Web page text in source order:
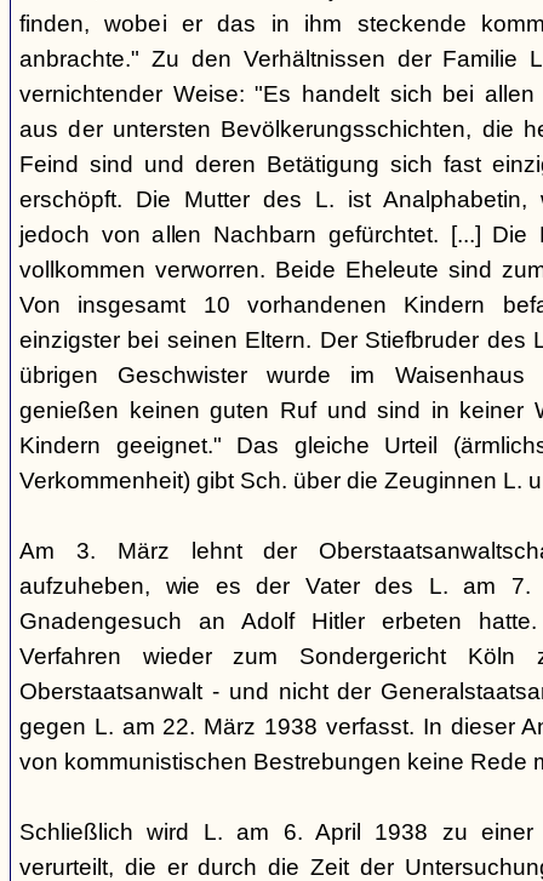
finden, wobei er das in ihm steckende
anbrachte." Zu den Verhältnissen der Familie
vernichtender Weise: "Es handelt sich bei
aus der untersten Bevölkerungsschichten, die
Feind sind und deren Betätigung sich fast
erschöpft. Die Mutter des L. ist Analphabetin,
jedoch von allen Nachbarn gefürchtet. [...] Die
vollkommen verworren. Beide Eheleute sind
Von insgesamt 10 vorhandenen Kindern
einzigster bei seinen Eltern. Der Stiefbruder des
übrigen Geschwister wurde im Waisenhaus
genießen keinen guten Ruf und sind in keiner
Kindern geeignet." Das gleiche Urteil
Verkommenheit) gibt Sch. über die Zeuginnen L.
Am 3. März lehnt der
aufzuheben, wie es der Vater des L. am 7.
Gnadengesuch an Adolf Hitler erbeten
Verfahren wieder zum Sondergericht Köln
Oberstaatsanwalt - und nicht der
gegen L. am 22. März 1938 verfasst. In dieser
von kommunistischen Bestrebungen keine Rede
Schließlich wird L. am 6. April 1938 zu einer
verurteilt, die er durch die Zeit der